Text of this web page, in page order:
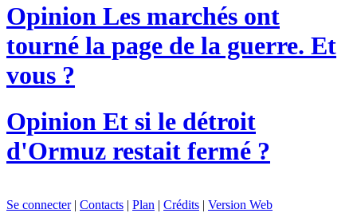
Opinion Les marchés ont
tourné la page de la guerre. Et
vous ?
Opinion Et si le détroit
d'Ormuz restait fermé ?
Se connecter| Contacts | Plan | Crédits | Version Web